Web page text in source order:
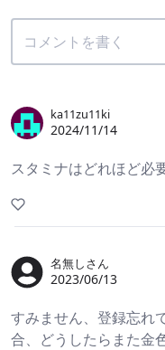
ka11zu11ki
2024/11/14
スタミナはどれほど必
名無しさん
2023/06/13
すみません、登録忘れ
合、どうしたらまた金